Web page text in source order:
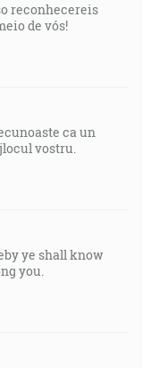
reconhecereis
de vós!
ca un
vostru.
ye shall know
you.